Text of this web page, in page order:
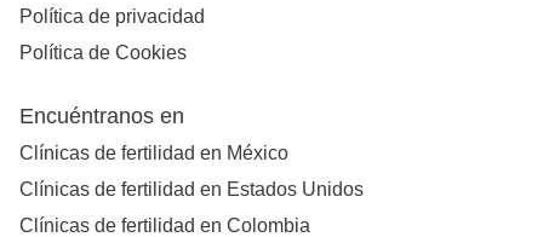
Política de privacidad
Política de Cookies
Encuéntranos en
Clínicas de fertilidad en México
Clínicas de fertilidad en Estados Unidos
Clínicas de fertilidad en Colombia